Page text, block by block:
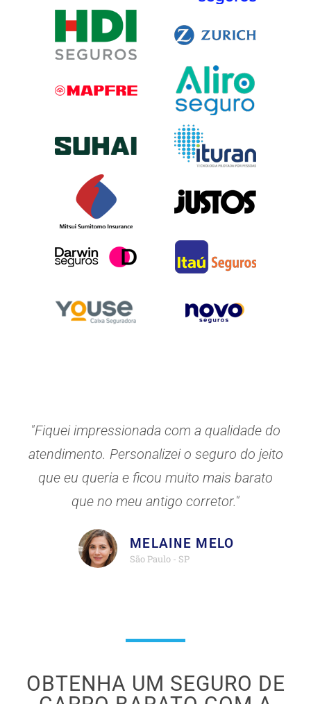
"Fiquei impressionada com a qualidade do
atendimento. Personalizei o seguro do jeito
que eu queria e ficou muito mais barato
que no meu antigo corretor."
MELAINE MELO
São Paulo - SP
OBTENHA UM SEGURO DE